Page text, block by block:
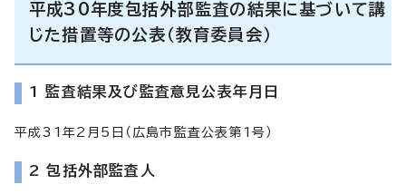
平成30年度包括外部監査の結果に基づいて講
じた措置等の公表（教育委員会）
1 監査結果及び監査意見公表年月日
平成31年2月5日（広島市監査公表第1号）
2 包括外部監査人